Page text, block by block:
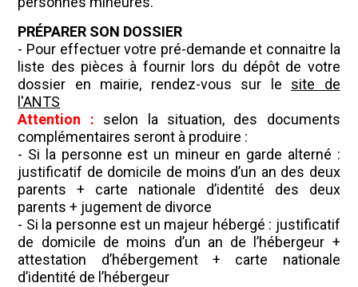
PRÉPARER SON DOSSIER
- Pour effectuer votre pré-demande et connaitre la
liste des pièces à fournir lors du dépôt de votre
dossier en mairie, rendez-vous sur le site de
l'ANTS
Attention :
selon la situation, des documents
complémentaires seront à produire :
- Si la personne est un mineur en garde alterné :
justificatif de domicile de moins d’un an des deux
parents + carte nationale d’identité des deux
parents + jugement de divorce
- Si la personne est un majeur hébergé : justificatif
de domicile de moins d’un an de l’hébergeur +
attestation d’hébergement + carte nationale
d’identité de l’hébergeur